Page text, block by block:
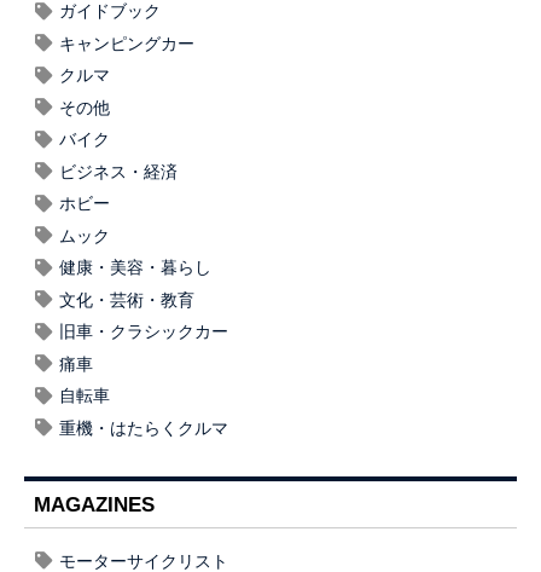
ガイドブック
キャンピングカー
クルマ
その他
バイク
ビジネス・経済
ホビー
ムック
健康・美容・暮らし
文化・芸術・教育
旧車・クラシックカー
痛車
自転車
重機・はたらくクルマ
MAGAZINES
モーターサイクリスト